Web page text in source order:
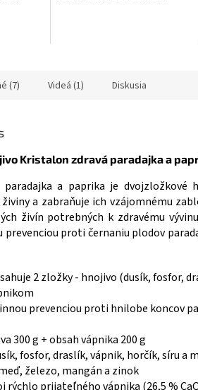
(7) Videá (1) Diskusia
Kristalon zdravá paradajka a
paradajka a paprika je dvojzložkové
a zabraňuje ich vzájomnému
živín potrebných k zdravému
prevenciou proti černaniu plodov
2 zložky - hnojivo (dusík, fosfor,
prevenciou proti hnilobe koncov
300 g + obsah vápnika 200 g
fosfor, draslík, vápnik, horčík, síru a
železo, mangán a zinok
rýchlo prijateľného vápnika (26,5 %